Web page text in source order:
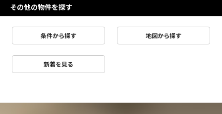
その他の物件を探す
条件から探す 地図から探す
新着を見る